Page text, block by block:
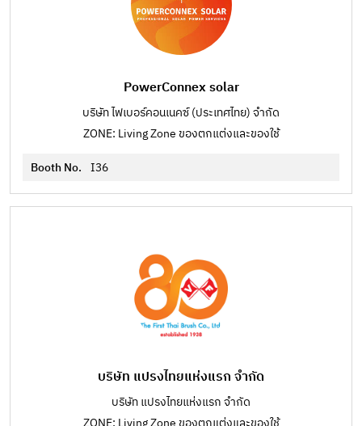
PowerConnex solar
บริษัท ไฟเบอร์คอนเนคซ์ (ประเทศไทย) จำกัด
ZONE: Living Zone ของตกแต่งและของใช้
Booth No. I36
บริษัท แปรงไทยแห่งแรก จำกัด
บริษัท แปรงไทยแห่งแรก จำกัด